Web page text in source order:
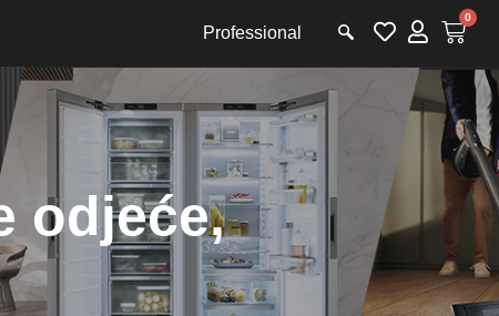
Professional
0
odjeće,